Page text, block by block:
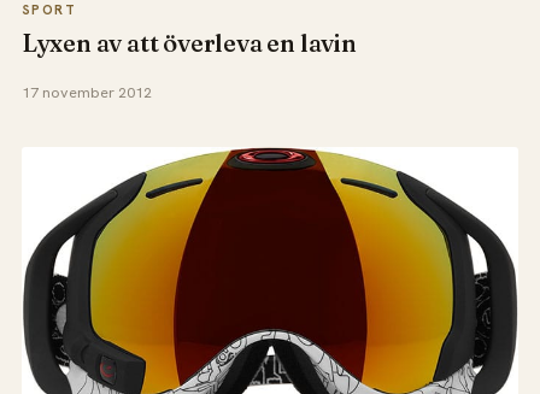
SPORT
Lyxen av att överleva en lavin
17 november 2012